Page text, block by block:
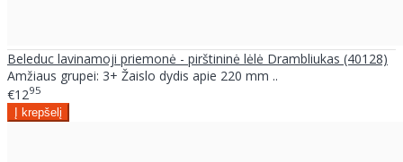
Beleduc lavinamoji priemonė - pirštininė lėlė Drambliukas (40128)
Amžiaus grupei: 3+ Žaislo dydis apie 220 mm ..
€1295